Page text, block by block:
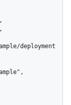
deployment